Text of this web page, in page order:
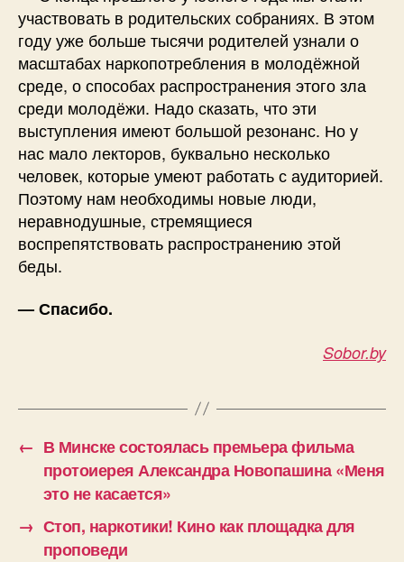
участвовать в родительских собраниях. В этом
году уже больше тысячи родителей узнали о
масштабах наркопотребления в молодёжной
среде, о способах распространения этого зла
среди молодёжи. Надо сказать, что эти
выступления имеют большой резонанс. Но у
нас мало лекторов, буквально несколько
человек, которые умеют работать с аудиторией.
Поэтому нам необходимы новые люди,
неравнодушные, стремящиеся
воспрепятствовать распространению этой
беды.
— Спасибо.
Sobor.by
← В Минске состоялась премьера фильма
протоиерея Александра Новопашина «Меня
это не касается»
→ Стоп, наркотики! Кино как площадка для
проповеди